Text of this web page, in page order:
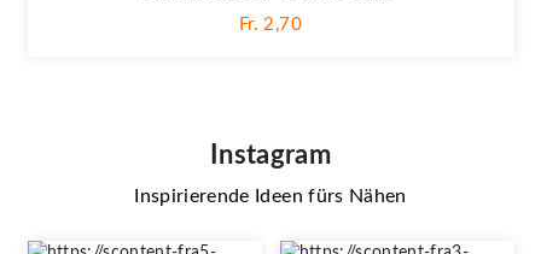
Fr. 2,70
Instagram
Inspirierende Ideen fürs Nähen